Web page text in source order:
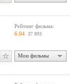
Рейтинг фильма:
6.04 37 893
Мои фильмы